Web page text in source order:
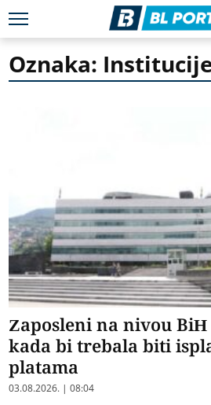
Oznaka:
Zaposleni na nivou
kada bi trebala biti
platama
03.08.2026. | 08:04